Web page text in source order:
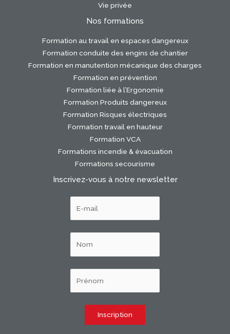
Vie privée
Nos formations
Formation au travail en espaces dangereux
Formation conduite des engins de chantier
Formation en manutention mécanique des charges
Formation en prévention
Formation liée à l’Ergonomie
Formation Produits dangereux
Formation Risques électriques
Formation travail en hauteur
Formation VCA
Formations incendie & évacuation
Formations secourisme
Inscrivez-vous à notre newsletter